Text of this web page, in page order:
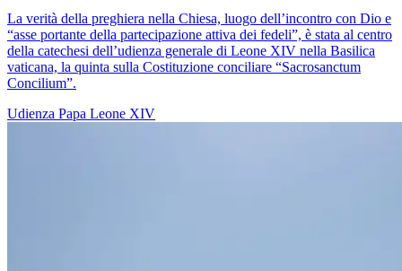
La verità della preghiera nella Chiesa, luogo dell’incontro con Dio e
“asse portante della partecipazione attiva dei fedeli”, è stata al centro
della catechesi dell’udienza generale di Leone XIV nella Basilica
vaticana, la quinta sulla Costituzione conciliare “Sacrosanctum
Concilium”.
Udienza Papa Leone XIV